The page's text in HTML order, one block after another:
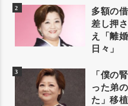
多額の
差し押
え「離
日々」
「僕の
った弟
た」移